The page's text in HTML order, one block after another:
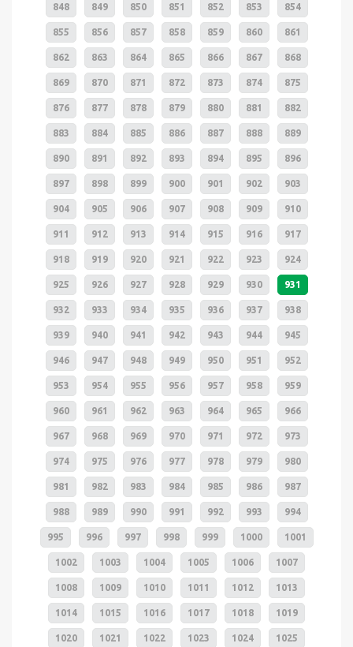
848 849 850 851 852 853 854
855 856 857 858 859 860 861
862 863 864 865 866 867 868
869 870 871 872 873 874 875
876 877 878 879 880 881 882
883 884 885 886 887 888 889
890 891 892 893 894 895 896
897 898 899 900 901 902 903
904 905 906 907 908 909 910
911 912 913 914 915 916 917
918 919 920 921 922 923 924
925 926 927 928 929 930 931
932 933 934 935 936 937 938
939 940 941 942 943 944 945
946 947 948 949 950 951 952
953 954 955 956 957 958 959
960 961 962 963 964 965 966
967 968 969 970 971 972 973
974 975 976 977 978 979 980
981 982 983 984 985 986 987
988 989 990 991 992 993 994
995 996 997 998 999 1000 1001
1002 1003 1004 1005 1006 1007
1008 1009 1010 1011 1012 1013
1014 1015 1016 1017 1018 1019
1020 1021 1022 1023 1024 1025